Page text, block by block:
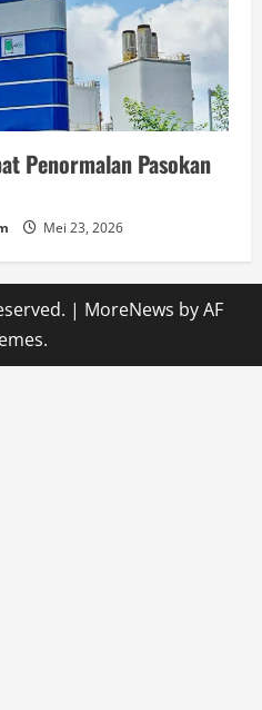
Penormalan Pasokan
Mei 23, 2026
| MoreNews by AF